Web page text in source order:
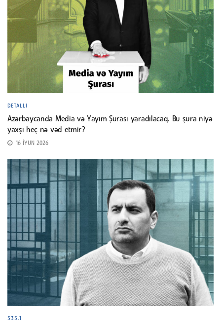
DETALLI
Azərbaycanda Media və Yayım Şurası yaradılacaq. Bu şura niyə
yaxşı heç nə vəd etmir?
16 İYUN 2026
535.1